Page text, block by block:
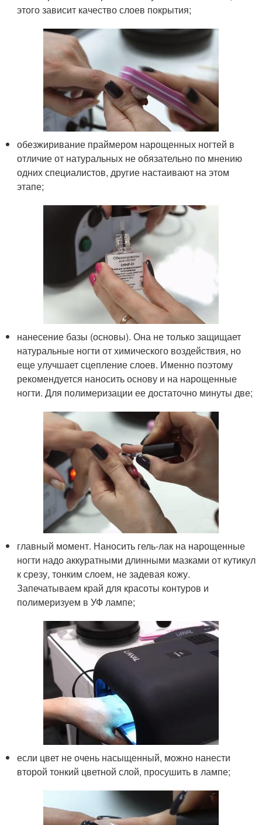
этого зависит качество слоев покрытия;
обезжиривание праймером нарощенных ногтей в
отличие от натуральных не обязательно по мнению
одних специалистов, другие настаивают на этом
этапе;
нанесение базы (основы). Она не только защищает
натуральные ногти от химического воздействия, но
еще улучшает сцепление слоев. Именно поэтому
рекомендуется наносить основу и на нарощенные
ногти. Для полимеризации ее достаточно минуты две;
главный момент. Наносить гель-лак на нарощенные
ногти надо аккуратными длинными мазками от кутикул
к срезу, тонким слоем, не задевая кожу.
Запечатываем край для красоты контуров и
полимеризуем в УФ лампе;
если цвет не очень насыщенный, можно нанести
второй тонкий цветной слой, просушить в лампе;